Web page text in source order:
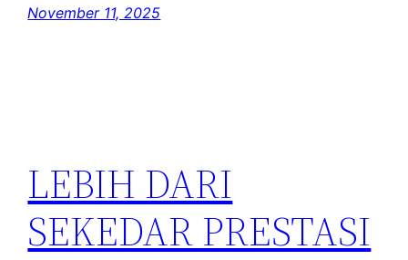
November 11, 2025
LEBIH DARI
SEKEDAR PRESTASI